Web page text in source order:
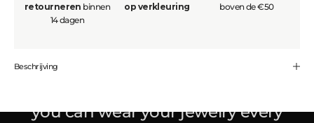
retourneren binnen
14 dagen
op verkleuring
boven de €50
Beschrijving
Golden is all about affordable, high-
you can wear your jewelry every